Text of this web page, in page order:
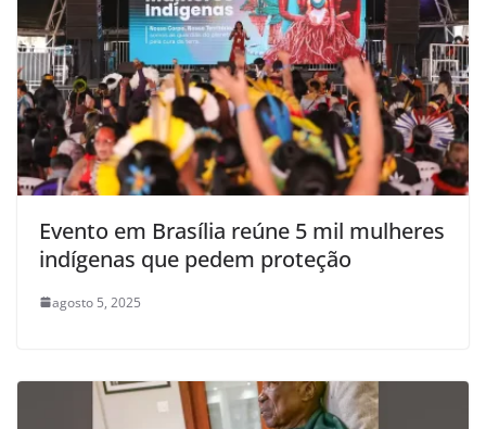
Evento em Brasília reúne 5 mil mulheres
indígenas que pedem proteção
agosto 5, 2025